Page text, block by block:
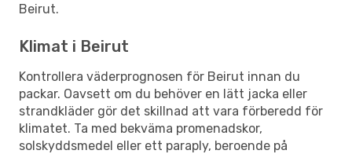
Beirut.
Klimat i Beirut
Kontrollera väderprognosen för Beirut innan du
packar. Oavsett om du behöver en lätt jacka eller
strandkläder gör det skillnad att vara förberedd för
klimatet. Ta med bekväma promenadskor,
solskyddsmedel eller ett paraply, beroende på